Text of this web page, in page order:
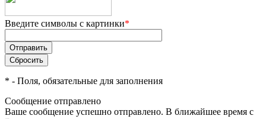
Введите символы с картинки*
* - Поля, обязательные для заполнения
Сообщение отправлено
Ваше сообщение успешно отправлено. В ближайшее время с